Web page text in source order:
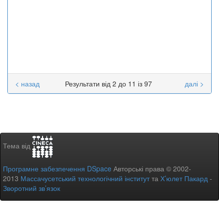
Результати від 2 до 11 із 97
< назад далі >
Тема від
Програмне забезпечення DSpace Авторські права © 2002-
2013 Массачусетський технологічний інститутта Х’юлет Пакард -
Зворотний зв’язок